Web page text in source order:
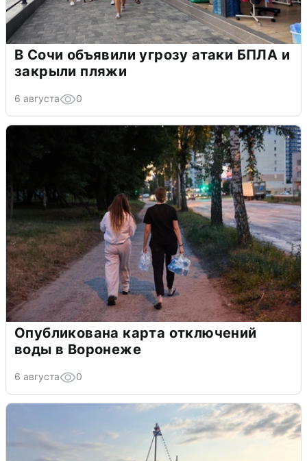
В Сочи объявили угрозу атаки БПЛА и
закрыли пляжи
6 августа 0
Опубликована карта отключений
воды в Воронеже
6 августа 0